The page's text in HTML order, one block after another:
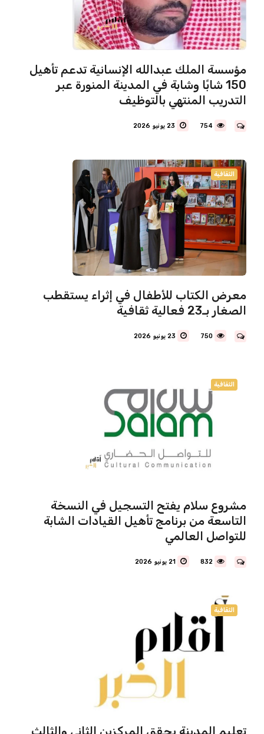
مؤسسة الملك عبدالله الإنسانية تدعم تأهيل
150 شابًا وشابة في المدينة المنورة عبر
التدريب المنتهي بالتوظيف
754 23 يونيو 2026
الثقافية
معرض الكتاب للأطفال في إثراء يستقطب
الصغار بـ23 فعالية ثقافية
750 23 يونيو 2026
الثقافية
مشروع سلام يفتح التسجيل في النسخة
التاسعة من برنامج تأهيل القيادات الشابة
للتواصل العالمي
832 21 يونيو 2026
الثقافية
تعليم المدينة يحقق المركزين الثاني والثالث